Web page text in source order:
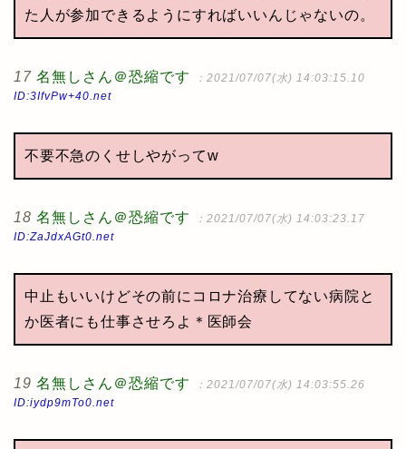
た人が参加できるようにすればいいんじゃないの。
17 名無しさん＠恐縮です
：2021/07/07(水) 14:03:15.10
ID:3IfvPw+40.net
不要不急のくせしやがってw
18 名無しさん＠恐縮です
：2021/07/07(水) 14:03:23.17
ID:ZaJdxAGt0.net
中止もいいけどその前にコロナ治療してない病院と
か医者にも仕事させろよ＊医師会
19 名無しさん＠恐縮です
：2021/07/07(水) 14:03:55.26
ID:iydp9mTo0.net